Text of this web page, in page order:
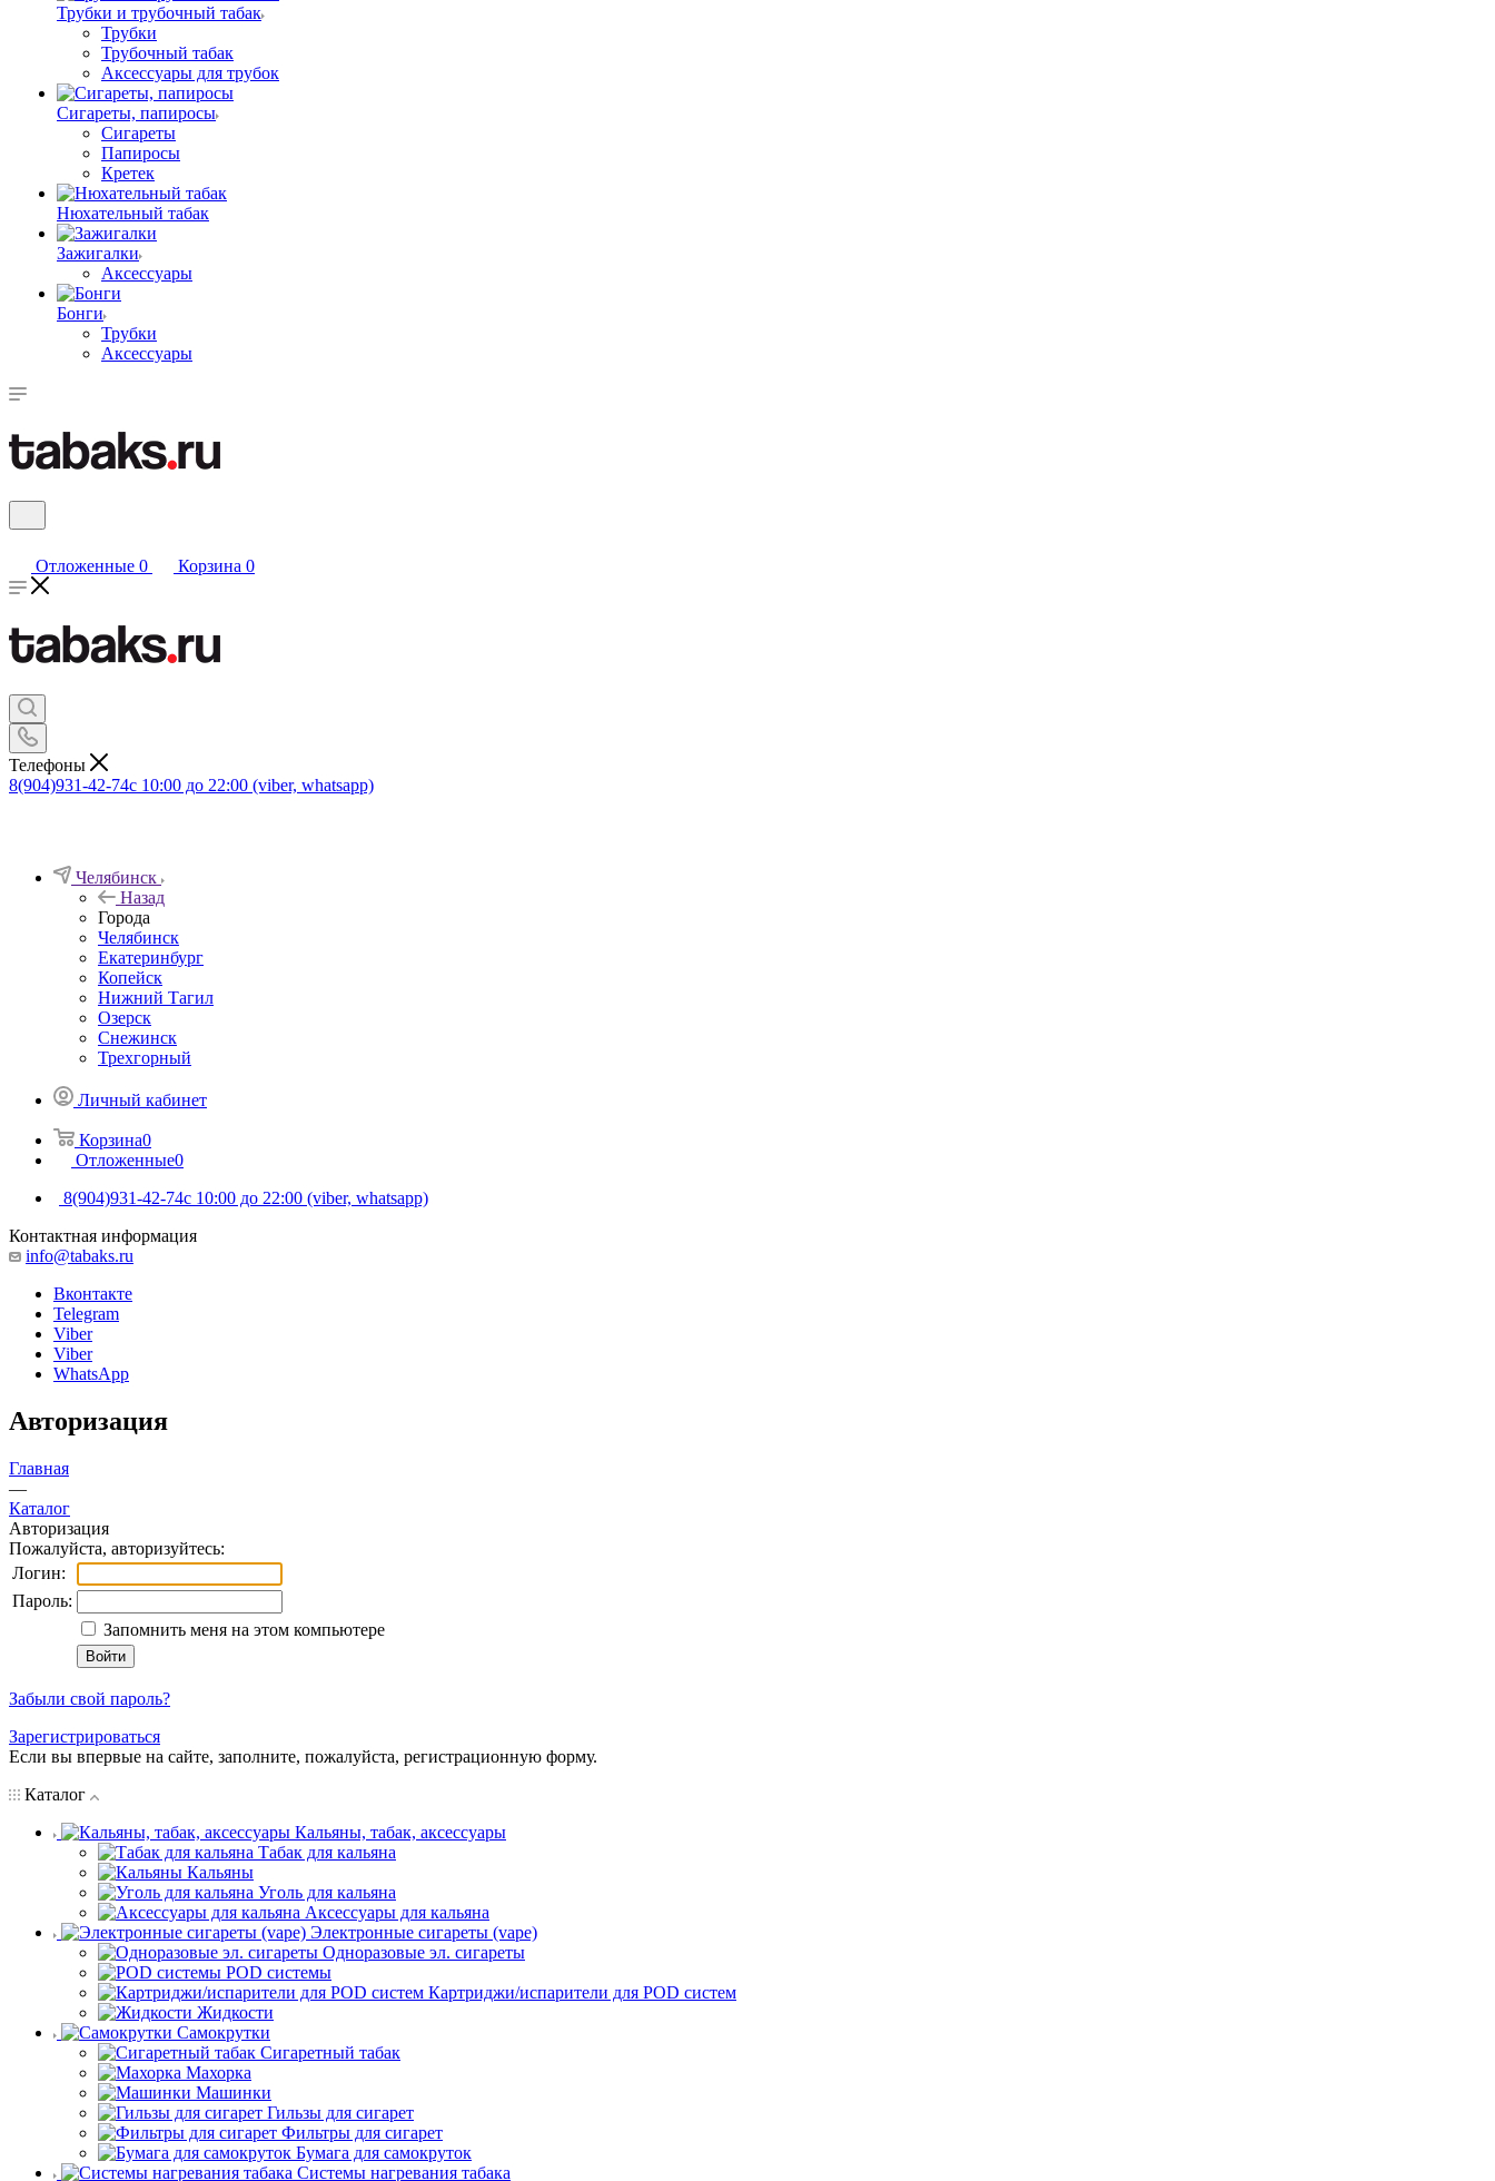
Трубки и трубочный табак
Трубки
Трубочный табак
Аксессуары для трубок
Сигареты, папиросы
Сигареты
Папиросы
Кретек
Нюхательный табак
Зажигалки
Аксессуары
Бонги
Трубки
Аксессуары
Отложенные 0 Корзина 0
Телефоны
8(904)931-42-74с 10:00 до 22:00 (viber, whatsapp)
Челябинск
Назад
Города
Челябинск
Екатеринбург
Копейск
Нижний Тагил
Озерск
Снежинск
Трехгорный
Личный кабинет
Корзина0
Отложенные0
8(904)931-42-74с 10:00 до 22:00 (viber, whatsapp)
Контактная информация
info@tabaks.ru
Вконтакте
Telegram
Viber
Viber
WhatsApp
Авторизация
Главная
—
Каталог
Авторизация
Пожалуйста, авторизуйтесь:
Логин:
Пароль:
Запомнить меня на этом компьютере
Забыли свой пароль?
Зарегистрироваться
Если вы впервые на сайте, заполните, пожалуйста, регистрационную форму.
Каталог
Кальяны, табак, аксессуары
Табак для кальяна
Кальяны
Уголь для кальяна
Аксессуары для кальяна
Электронные сигареты (vape)
Одноразовые эл. сигареты
POD системы
Картриджи/испарители для POD систем
Жидкости
Самокрутки
Сигаретный табак
Махорка
Машинки
Гильзы для сигарет
Фильтры для сигарет
Бумага для самокруток
Системы нагревания табака